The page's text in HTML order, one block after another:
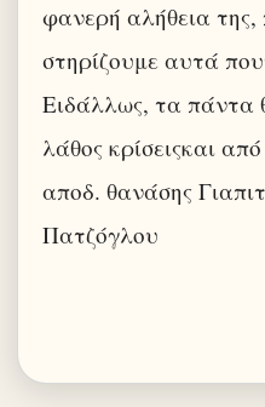
φανερή αλήθεια
στηρίζουμε αυτά
Ειδάλλως, τα πάντα
λάθος κρίσειςκαι
αποδ. θανάσης
Πατζόγλου